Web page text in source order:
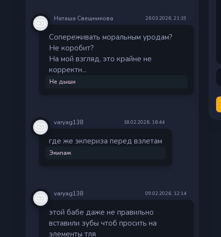
Наташа Свешникова 26.03.2026, 21:19
Сопереживать моральным уродам?
Не коробит?
На мой взгляд, это крайне не
корректн...
Не дыши
varyag138 18.02.2026, 16:44
где же экпериза перед взлетам
Экипаж
varyag138 09.02.2026, 12:14
этой бабе даже не правильно
вставили зубы чтоб просить на
элементы тля